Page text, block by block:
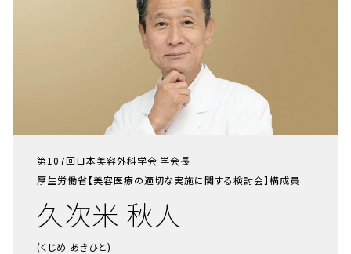
第107回日本美容外科学会 学会長
厚生労働省【美容医療の適切な実施に関する検討会】構成員
久次米 秋人
(くじめ あきひと)